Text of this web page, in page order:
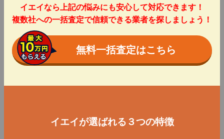
イエイなら上記の悩みにも安心して対応できます！
複数社への一括査定で信頼できる業者を探しましょう！
無料一括査定はこちら
イエイが選ばれる３つの特徴